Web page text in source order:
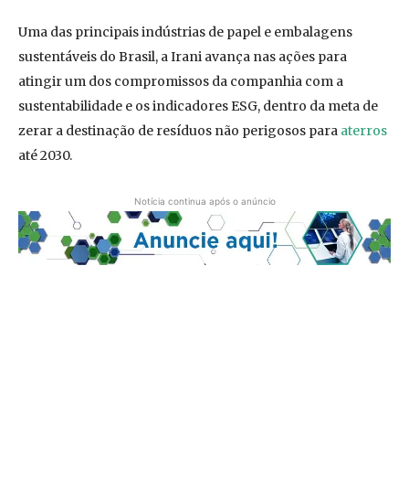
Uma das principais indústrias de papel e embalagens
sustentáveis do Brasil, a Irani avança nas ações para
atingir um dos compromissos da companhia com a
sustentabilidade e os indicadores ESG, dentro da meta de
zerar a destinação de resíduos não perigosos para aterros
até 2030.
Notícia continua após o anúncio